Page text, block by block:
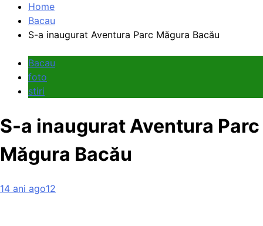
Home
Bacau
S-a inaugurat Aventura Parc Măgura Bacău
Bacau
foto
stiri
S-a inaugurat Aventura Parc
Măgura Bacău
14 ani ago12